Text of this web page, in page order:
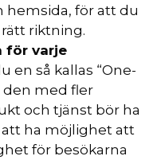
hemsida, för att du
riktning.
för varje
en så kallas “One-
den med fler
och tjänst bör ha
ha möjlighet att
för besökarna